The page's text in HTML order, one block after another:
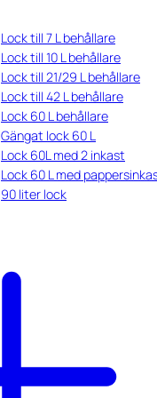
Lock till 7 L behållare
Lock till 10 L behållare
Lock till 21/29 L behållare
Lock till 42 L behållare
Lock 60 L behållare
Gängat lock 60 L
Lock 60L med 2 inkast
Lock 60 L med
90 liter lock